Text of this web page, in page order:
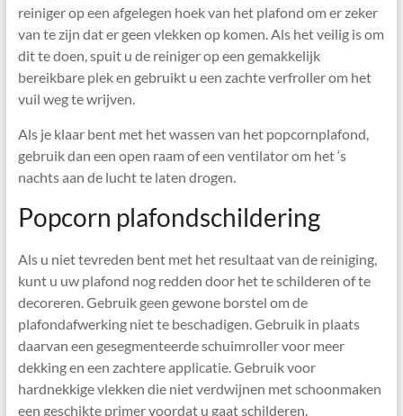
reiniger op een afgelegen hoek van het plafond om er zeker
van te zijn dat er geen vlekken op komen. Als het veilig is om
dit te doen, spuit u de reiniger op een gemakkelijk
bereikbare plek en gebruikt u een zachte verfroller om het
vuil weg te wrijven.
Als je klaar bent met het wassen van het popcornplafond,
gebruik dan een open raam of een ventilator om het ‘s
nachts aan de lucht te laten drogen.
Popcorn plafondschildering
Als u niet tevreden bent met het resultaat van de reiniging,
kunt u uw plafond nog redden door het te schilderen of te
decoreren. Gebruik geen gewone borstel om de
plafondafwerking niet te beschadigen. Gebruik in plaats
daarvan een gesegmenteerde schuimroller voor meer
dekking en een zachtere applicatie. Gebruik voor
hardnekkige vlekken die niet verdwijnen met schoonmaken
een geschikte primer voordat u gaat schilderen.